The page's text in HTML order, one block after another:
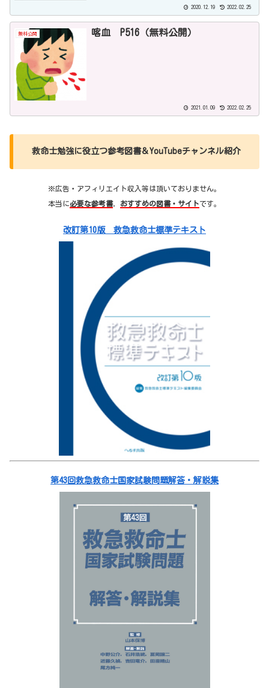
2020.12.19 2022.02.25
無料公開 喀血 P516（無料公開）
2021.01.09 2022.02.25
救命士勉強に役立つ参考図書＆YouTubeチャンネル紹介
※広告・アフィリエイト収入等は頂いておりません。
本当に必要な参考書， おすすめの図書・サイトです。
改訂第10版 救急救命士標準テキスト
第43回救急救命士国家試験問題解答・解説集